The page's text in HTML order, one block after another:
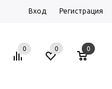
Вход Регистрация
0 0 0